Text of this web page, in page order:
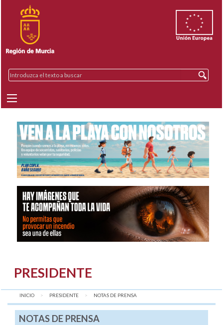
PRESIDENTE
INICIO PRESIDENTE AQUÍ:
NOTAS DE PRENSA
NOTAS DE PRENSA